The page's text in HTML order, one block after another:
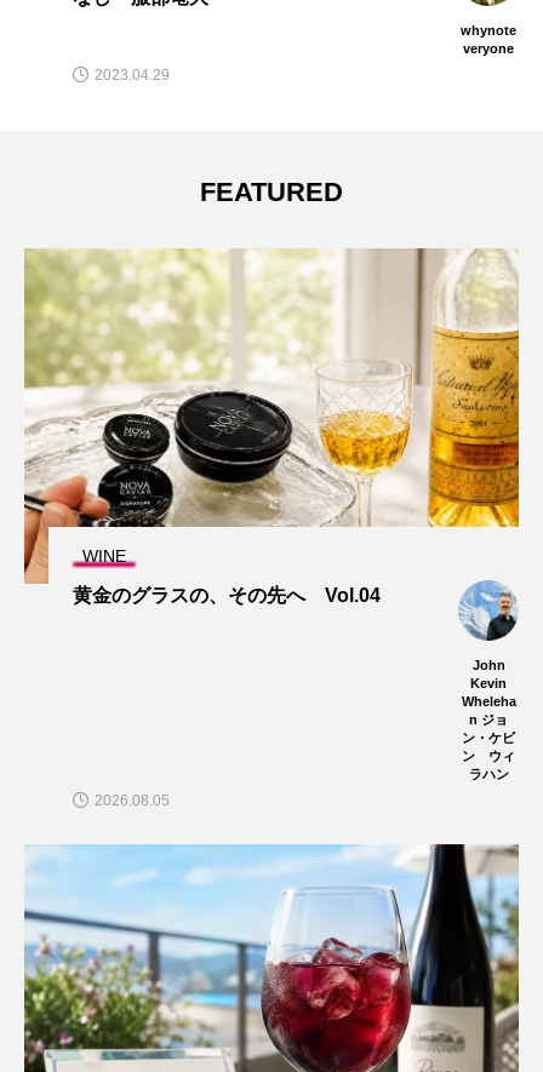
whynote
veryone
2023.04.29
FEATURED
WINE
黄金のグラスの、その先へ Vol.04
John
Kevin
Wheleha
n ジョ
ン・ケビ
ン ウィ
ラハン
2026.08.05